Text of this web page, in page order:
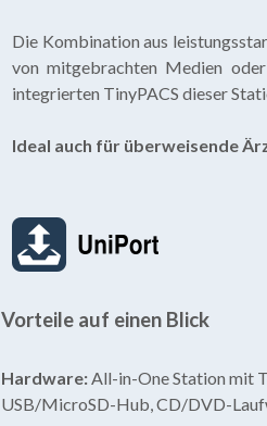
Die Kombination aus
von mitgebrachten Medien
integrierten TinyPACS dieser
Ideal auch für überweisende
Vorteile auf einen Blick
Hardware: All-in-One Station mit
USB/MicroSD-Hub, CD/DVD-